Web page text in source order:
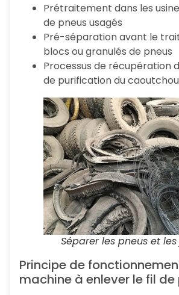
Prétraitement dans les
de pneus usagés
Pré-séparation avant le
blocs ou granulés de pneus
Processus de récupération
de purification du
Séparer les pneus et
Principe de
machine à enlever le fil de